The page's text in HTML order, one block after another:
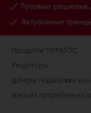
Готовые решения
Актуальные
Продукты ПУРАТОС
Рецептуры
Центры поддержки
Анализ